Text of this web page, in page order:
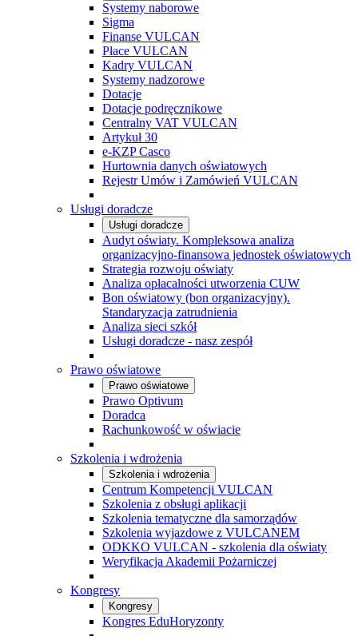
Systemy naborowe
Sigma
Finanse VULCAN
Płace VULCAN
Kadry VULCAN
Systemy nadzorowe
Dotacje
Dotacje podręcznikowe
Centralny VAT VULCAN
Artykuł 30
e-KZP Casco
Hurtownia danych oświatowych
Rejestr Umów i Zamówień VULCAN
Usługi doradcze
Usługi doradcze
Audyt oświaty. Kompleksowa analiza
organizacyjno-finansowa jednostek oświatowych
Strategia rozwoju oświaty
Analiza opłacalności utworzenia CUW
Bon oświatowy (bon organizacyjny).
Standaryzacja zatrudnienia
Analiza sieci szkół
Usługi doradcze - nasz zespół
Prawo oświatowe
Prawo oświatowe
Prawo Optivum
Doradca
Rachunkowość w oświacie
Szkolenia i wdrożenia
Szkolenia i wdrożenia
Centrum Kompetencji VULCAN
Szkolenia z obsługi aplikacji
Szkolenia tematyczne dla samorządów
Szkolenia wyjazdowe z VULCANEM
ODKKO VULCAN - szkolenia dla oświaty
Weryfikacja Akademii Pożarniczej
Kongresy
Kongresy
Kongres EduHoryzonty